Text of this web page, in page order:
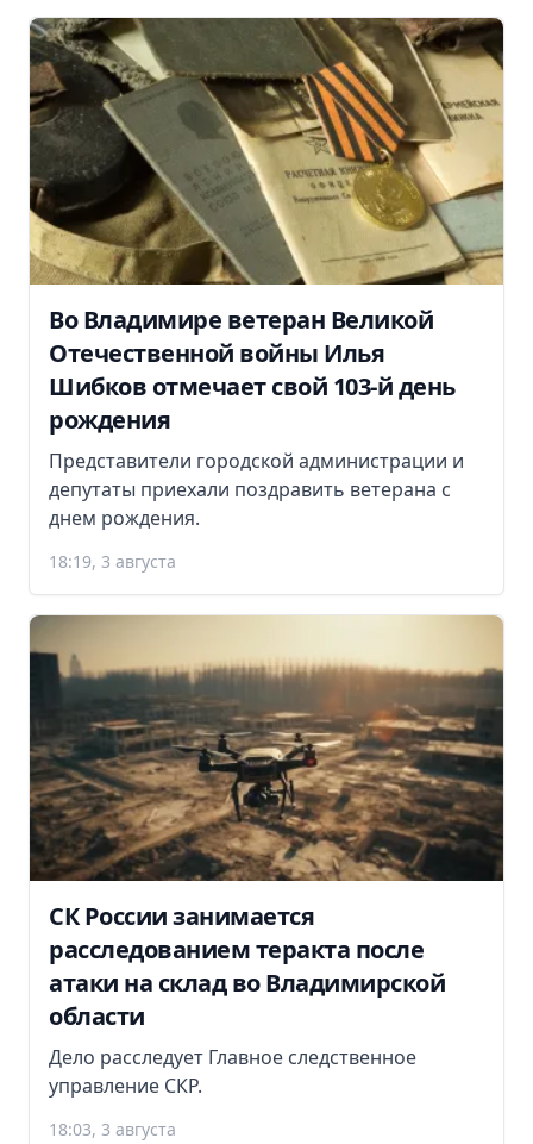
Во Владимире ветеран Великой
Отечественной войны Илья
Шибков отмечает свой 103-й день
рождения
Представители городской администрации и
депутаты приехали поздравить ветерана с
днем рождения.
18:19, 3 августа
СК России занимается
расследованием теракта после
атаки на склад во Владимирской
области
Дело расследует Главное следственное
управление СКР.
18:03, 3 августа